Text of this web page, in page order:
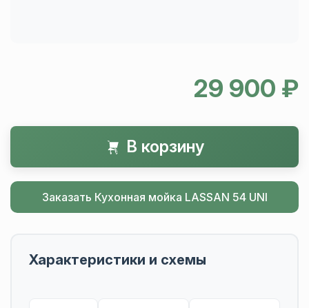
29 900 ₽
В корзину
Заказать Кухонная мойка LASSAN 54 UNI
Характеристики и схемы